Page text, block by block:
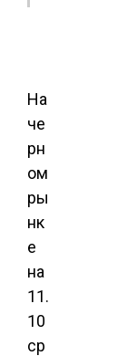
На
че
рн
ом
ры
нк
е
на
11.
10
ср